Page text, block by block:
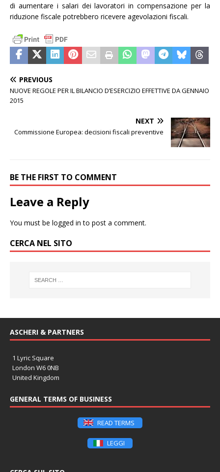
di aumentare i salari dei lavoratori in compensazione per la
riduzione fiscale potrebbero ricevere agevolazioni fiscali.
PREVIOUS
NUOVE REGOLE PER IL BILANCIO D’ESERCIZIO EFFETTIVE DA GENNAIO
2015
NEXT
Commissione Europea: decisioni fiscali preventive
BE THE FIRST TO COMMENT
Leave a Reply
You must be logged in to post a comment.
CERCA NEL SITO
ASCHERI & PARTNERS
1 Lyric Square
London W6 0NB
United Kingdom
GENERAL TERMS OF BUSINESS
READ TERMS
LEGGI